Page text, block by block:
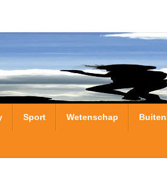
Sport Wetenschap